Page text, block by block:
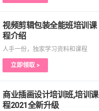
视频剪辑包装全能班培训课
程介绍
人手一份，独家学习资料和课程
立即领取 >
商业插画设计培训班,培训课
程2021全新升级